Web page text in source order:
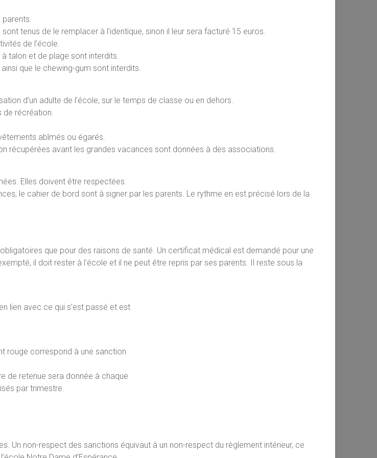
tenus de le remplacer à l’identique, sinon il leur sera facturé 15 euros.
de l’école.
talon et de plage sont interdits.
que le chewing-gum sont interdits.
d’un adulte de l’école, sur le temps de classe ou en dehors.
de récréation.
abîmés ou égarés.
récupérées avant les grandes vacances sont données à des associations.
Elles doivent être respectées.
le cahier de bord sont à signer par les parents. Le rythme en est précisé lors de la
que pour des raisons de santé. Un certificat médical est demandé pour une
il doit rester à l’école et il ne peut être repris par ses parents. Il reste sous la
lien avec ce qui s’est passé et est
rouge correspond à une sanction
de retenue sera donnée à chaque
par trimestre.
Un non-respect des sanctions équivaut à un non-respect du règlement intérieur, ce